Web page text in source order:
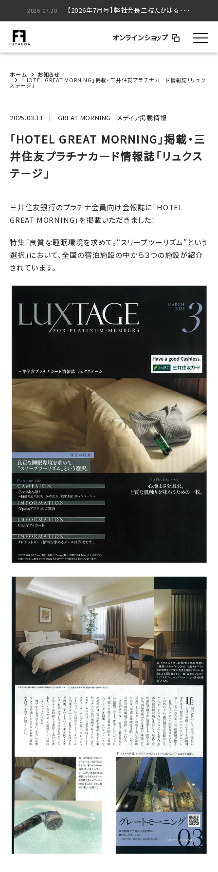
オンラインショップ
2026.05.20 【2026年5月号】弊社会長二枝たかはる･･･
2026.07.20 【2026年7月号】弊社会長二枝たかはる･･･
ホーム お知らせ
「HOTEL GREAT MORNING」掲載・三井住友プラチナカード情報誌「リュク
ステージ」
2025.03.11 GREAT MORNING メディア掲載情報
「HOTEL GREAT MORNING」掲載・三
井住友プラチナカード情報誌「リュクス
テージ」
三井住友銀行のプラチナ会員向け会報誌に「HOTEL
GREAT MORNING」を掲載いただきました！
特集「良質な睡眠環境を求めて。“スリープツーリズム”という
選択」において、全国の宿泊施設の中から３つの施設が紹介
されています。